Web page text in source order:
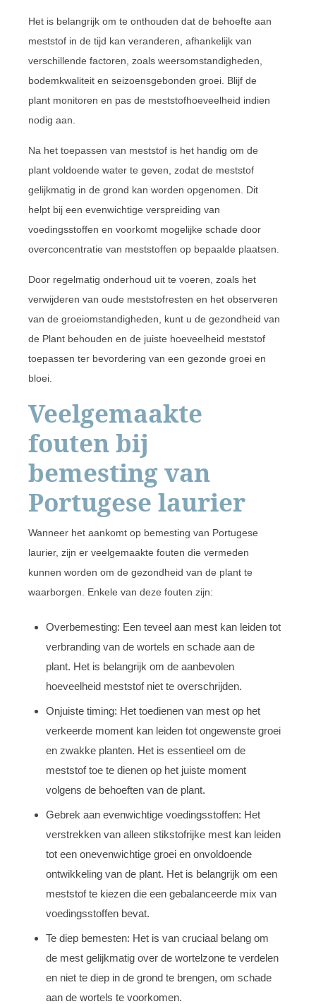
Het is belangrijk om te onthouden dat de behoefte aan
meststof in de tijd kan veranderen, afhankelijk van
verschillende factoren, zoals weersomstandigheden,
bodemkwaliteit en seizoensgebonden groei. Blijf de
plant monitoren en pas de meststofhoeveelheid indien
nodig aan.
Na het toepassen van meststof is het handig om de
plant voldoende water te geven, zodat de meststof
gelijkmatig in de grond kan worden opgenomen. Dit
helpt bij een evenwichtige verspreiding van
voedingsstoffen en voorkomt mogelijke schade door
overconcentratie van meststoffen op bepaalde plaatsen.
Door regelmatig onderhoud uit te voeren, zoals het
verwijderen van oude meststofresten en het observeren
van de groeiomstandigheden, kunt u de gezondheid van
de Plant behouden en de juiste hoeveelheid meststof
toepassen ter bevordering van een gezonde groei en
bloei.
Veelgemaakte
fouten bij
bemesting van
Portugese laurier
Wanneer het aankomt op bemesting van Portugese
laurier, zijn er veelgemaakte fouten die vermeden
kunnen worden om de gezondheid van de plant te
waarborgen. Enkele van deze fouten zijn:
Overbemesting: Een teveel aan mest kan leiden tot
verbranding van de wortels en schade aan de
plant. Het is belangrijk om de aanbevolen
hoeveelheid meststof niet te overschrijden.
Onjuiste timing: Het toedienen van mest op het
verkeerde moment kan leiden tot ongewenste groei
en zwakke planten. Het is essentieel om de
meststof toe te dienen op het juiste moment
volgens de behoeften van de plant.
Gebrek aan evenwichtige voedingsstoffen: Het
verstrekken van alleen stikstofrijke mest kan leiden
tot een onevenwichtige groei en onvoldoende
ontwikkeling van de plant. Het is belangrijk om een
meststof te kiezen die een gebalanceerde mix van
voedingsstoffen bevat.
Te diep bemesten: Het is van cruciaal belang om
de mest gelijkmatig over de wortelzone te verdelen
en niet te diep in de grond te brengen, om schade
aan de wortels te voorkomen.